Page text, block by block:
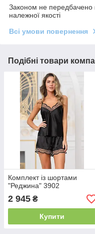
Законом не передбачено
належної якості
Всі умови повернення
Подібні товари
Комплект із шортами
"Реджина" 3902
2 945 ₴
Купити